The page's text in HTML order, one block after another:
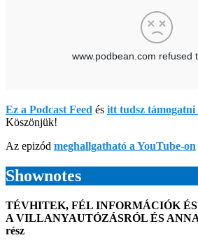
Ez a Podcast Feed és itt tudsz
Köszönjük!
Az epizód meghallgatható a YouTube-on
Shownotes
TÉVHITEK, FÉL INFORMÁCIÓK
A VILLANYAUTÓZÁSRÓL ÉS
rész